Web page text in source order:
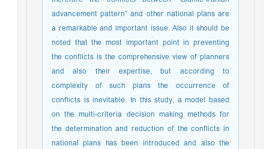
advancement pattern” and other national plans are
a remarkable and important issue. Also it should be
noted that the most important point in preventing
the conflicts is the comprehensive view of planners
and also their expertise, but according to
complexity of such plans the occurrence of
conflicts is inevitable. In this study, a model based
on the multi-criteria decision making methods for
the determination and reduction of the conflicts in
national plans has been introduced and also the